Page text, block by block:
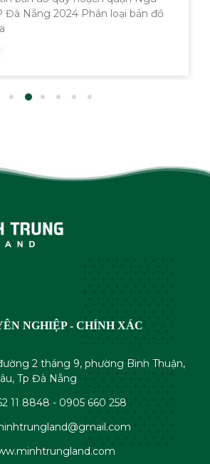
Với thông tin
NGHIỆP - CHÍNH XÁC
2 tháng 9, phường Bình Thuận,
Tp Đà Nẵng
11 8848 - 0905 660 258